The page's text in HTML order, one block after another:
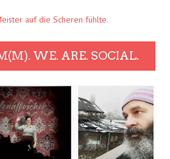
auf die Scheren fühlte.
WE. ARE. SOCIAL.